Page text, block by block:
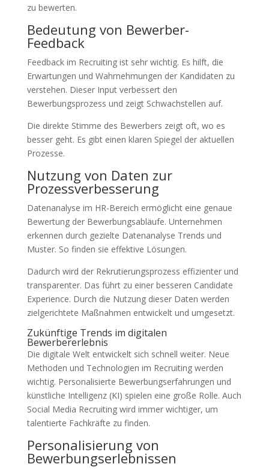
zu bewerten.
Bedeutung von Bewerber-
Feedback
Feedback im Recruiting ist sehr wichtig. Es hilft, die
Erwartungen und Wahrnehmungen der Kandidaten zu
verstehen. Dieser Input verbessert den
Bewerbungsprozess und zeigt Schwachstellen auf.
Die direkte Stimme des Bewerbers zeigt oft, wo es
besser geht. Es gibt einen klaren Spiegel der aktuellen
Prozesse.
Nutzung von Daten zur
Prozessverbesserung
Datenanalyse im HR-Bereich ermöglicht eine genaue
Bewertung der Bewerbungsabläufe. Unternehmen
erkennen durch gezielte Datenanalyse Trends und
Muster. So finden sie effektive Lösungen.
Dadurch wird der Rekrutierungsprozess effizienter und
transparenter. Das führt zu einer besseren Candidate
Experience. Durch die Nutzung dieser Daten werden
zielgerichtete Maßnahmen entwickelt und umgesetzt.
Zukünftige Trends im digitalen
Bewerbererlebnis
Die digitale Welt entwickelt sich schnell weiter. Neue
Methoden und Technologien im Recruiting werden
wichtig. Personalisierte Bewerbungserfahrungen und
künstliche Intelligenz (KI) spielen eine große Rolle. Auch
Social Media Recruiting wird immer wichtiger, um
talentierte Fachkräfte zu finden.
Personalisierung von
Bewerbungserlebnissen